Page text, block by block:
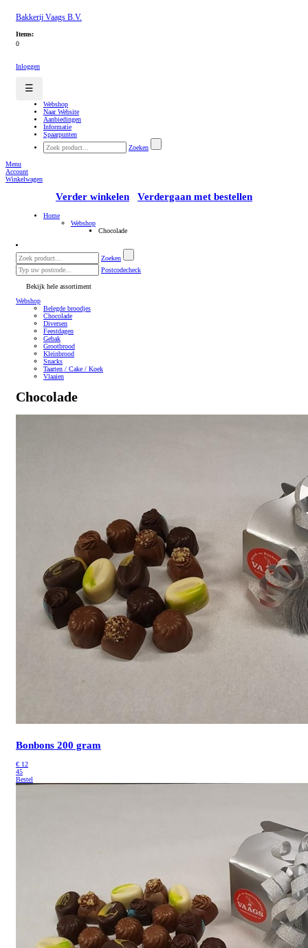
Bakkerij Vaags B.V.
Items:
0
Inloggen
☰
Webshop
Naar Website
Aanbiedingen
Informatie
Spaarpunten
Zoeken
Menu
Account
Winkelwagen
Verder winkelen Verdergaan met bestellen
Home
Webshop
Chocolade
Zoeken
Postcodecheck
Bekijk hele assortiment
Webshop
Belegde broodjes
Chocolade
Diversen
Feestdagen
Gebak
Grootbrood
Kleinbrood
Snacks
Taarten / Cake / Koek
Vlaaien
Chocolade
Bonbons 200 gram
€ 12
45
Bestel